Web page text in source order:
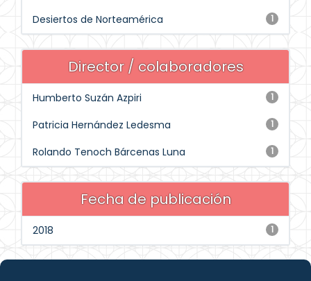
1
Desiertos de Norteamérica
Director / colaboradores
1
Humberto Suzán Azpiri
1
Patricia Hernández Ledesma
1
Rolando Tenoch Bárcenas Luna
Fecha de publicación
1
2018